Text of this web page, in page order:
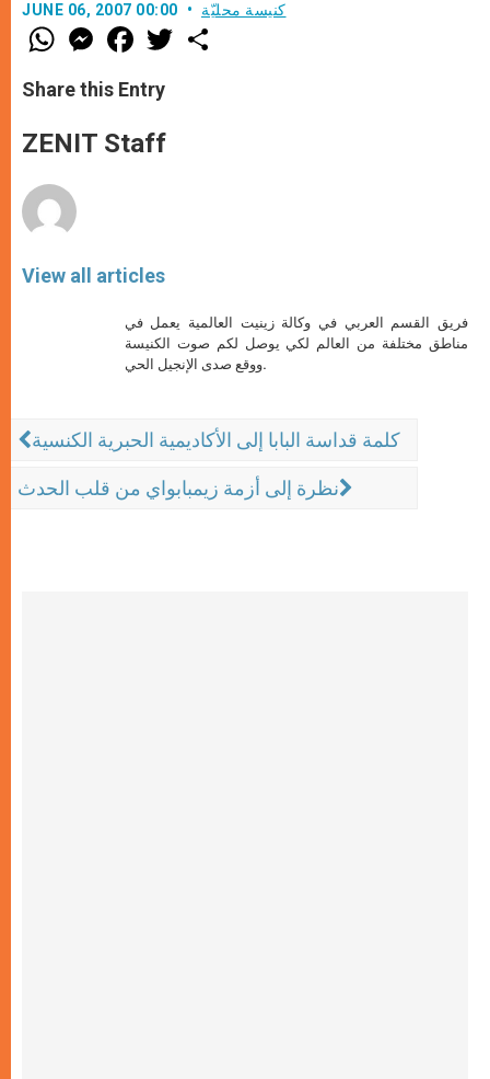
JUNE 06, 2007 00:00 كنيسة محليّة
W
h
t
s
p
p
M
e
s
e
g
e
F
a
e
b
o
k
w
Share this Entry
ZENIT Staff
View all articles
فريق القسم العربي في وكالة زينيت العالمية يعمل في
مناطق مختلفة من العالم لكي يوصل لكم صوت الكنيسة
ووقع صدى الإنجيل الحي.
كلمة قداسة البابا إلى الأكاديمية الحبرية الكنسية
نظرة إلى أزمة زيمبابواي من قلب الحدث